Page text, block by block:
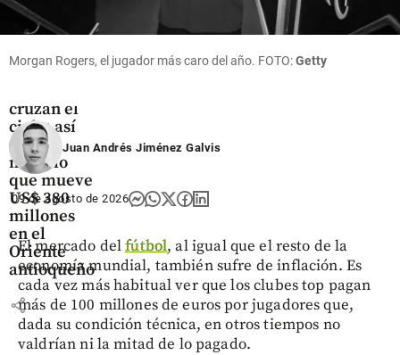
Antioqueño
cruzan el
cielo: así
es el
negocio
que mueve
US$ 380
millones
en el
Oriente
antioqueño
share
Morgan Rogers, el jugador más caro del año. FOTO:Getty
Juan Andrés Jiménez Galvis
09 de agosto de 2026
El mercado delfútbol, al igual que el resto de la
economía mundial, también sufre de inflación. Es
cada vez más habitual ver que los clubes top pagan
más de 100 millones de euros por jugadores que,
dada su condición técnica, en otros tiempos no
valdrían ni la mitad de lo pagado.